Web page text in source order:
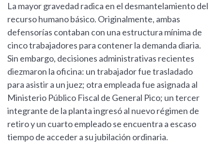
La mayor gravedad radica en el desmantelamiento del
recurso humano básico. Originalmente, ambas
defensorías contaban con una estructura mínima de
cinco trabajadores para contener la demanda diaria.
Sin embargo, decisiones administrativas recientes
diezmaron la oficina: un trabajador fue trasladado
para asistir a un juez; otra empleada fue asignada al
Ministerio Público Fiscal de General Pico; un tercer
integrante de la planta ingresó al nuevo régimen de
retiro y un cuarto empleado se encuentra a escaso
tiempo de acceder a su jubilación ordinaria.